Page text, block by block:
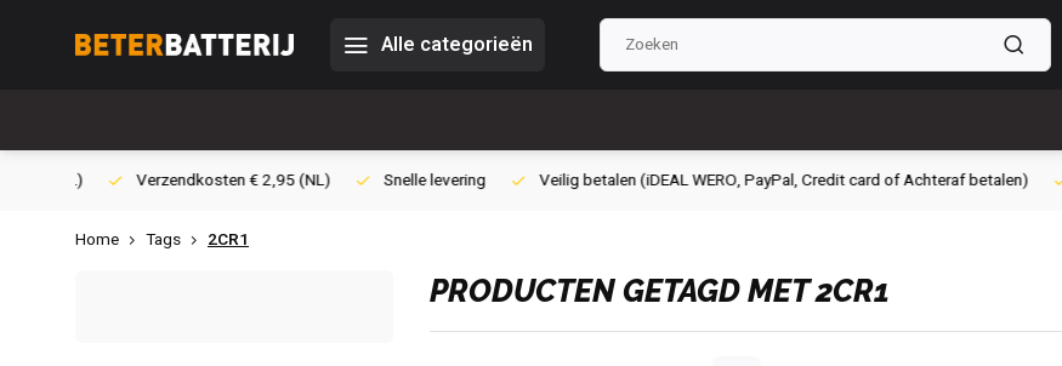
Alle categorieën
Verzendkosten € 2,95 (NL) Snelle levering Veilig betalen (iDEAL WERO, PayPal, Credit card of Achteraf betalen)
Home Tags 2CR1
PRODUCTEN GETAGD MET 2CR1